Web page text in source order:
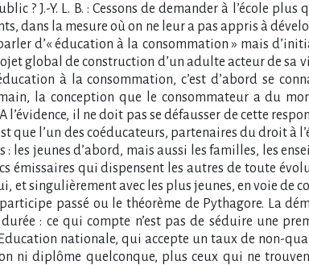
J.-Y. L. B. : Cessons de demander à l’école plus
dans la mesure où on ne leur a pas appris à
d’« éducation à la consommation » mais
global de construction d’un adulte acteur de sa
à la consommation, c’est d’abord se
la conception que le consommateur a du
A l’évidence, il ne doit pas se défausser de cette
que l’un des coéducateurs, partenaires du droit à
jeunes d’abord, mais aussi les familles, les
émissaires qui dispensent les autres de toute
et singulièrement avec les plus jeunes, en voie
passé ou le théorème de Pythagore. La
: ce qui compte n’est pas de séduire une
nationale, qui accepte un taux de non-
ni diplôme quelconque, plus ceux qui ne